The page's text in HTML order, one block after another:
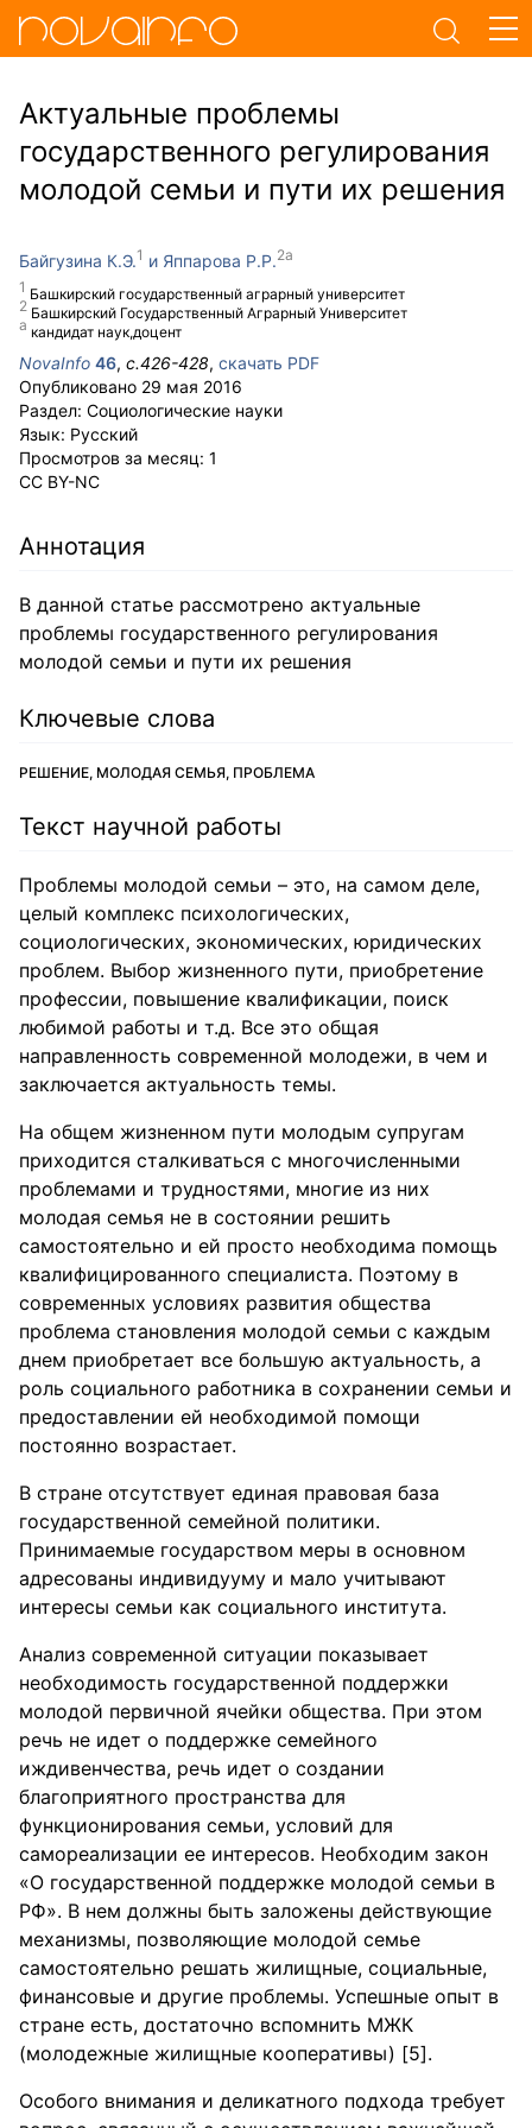
Актуальные проблемы
государственного регулирования
молодой семьи и пути их решения
Байгузина К.Э.
Башкирский государственный аграрный университет
Яппарова Р.Р.
Башкирский Государственный Аграрный Университет
кандидат наук,доцент
NovaInfo 46, с.426-428, скачать PDF
Опубликовано 29 мая 2016
Раздел: Социологические науки
Язык: Русский
Просмотров за месяц: 1
CC BY-NC
Аннотация
В данной статье рассмотрено актуальные
проблемы государственного регулирования
молодой семьи и пути их решения
Ключевые слова
РЕШЕНИЕ, МОЛОДАЯ СЕМЬЯ, ПРОБЛЕМА
Текст научной работы
Проблемы молодой семьи – это, на самом деле,
целый комплекс психологических,
социологических, экономических, юридических
проблем. Выбор жизненного пути, приобретение
профессии, повышение квалификации, поиск
любимой работы и т.д. Все это общая
направленность современной молодежи, в чем и
заключается актуальность темы.
На общем жизненном пути молодым супругам
приходится сталкиваться с многочисленными
проблемами и трудностями, многие из них
молодая семья не в состоянии решить
самостоятельно и ей просто необходима помощь
квалифицированного специалиста. Поэтому в
современных условиях развития общества
проблема становления молодой семьи с каждым
днем приобретает все большую актуальность, а
роль социального работника в сохранении семьи и
предоставлении ей необходимой помощи
постоянно возрастает.
В стране отсутствует единая правовая база
государственной семейной политики.
Принимаемые государством меры в основном
адресованы индивидууму и мало учитывают
интересы семьи как социального института.
Анализ современной ситуации показывает
необходимость государственной поддержки
молодой первичной ячейки общества. При этом
речь не идет о поддержке семейного
иждивенчества, речь идет о создании
благоприятного пространства для
функционирования семьи, условий для
самореализации ее интересов. Необходим закон
«О государственной поддержке молодой семьи в
РФ». В нем должны быть заложены действующие
механизмы, позволяющие молодой семье
самостоятельно решать жилищные, социальные,
финансовые и другие проблемы. Успешные опыт в
стране есть, достаточно вспомнить МЖК
(молодежные жилищные кооперативы) [5].
Особого внимания и деликатного подхода требует